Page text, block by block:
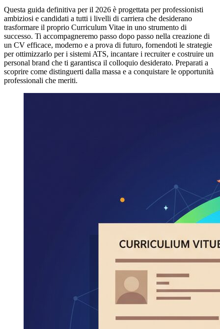
Questa guida definitiva per il 2026 è progettata per professionisti
ambiziosi e candidati a tutti i livelli di carriera che desiderano
trasformare il proprio Curriculum Vitae in uno strumento di
successo. Ti accompagneremo passo dopo passo nella creazione di
un CV efficace, moderno e a prova di futuro, fornendoti le strategie
per ottimizzarlo per i sistemi ATS, incantare i recruiter e costruire un
personal brand che ti garantisca il colloquio desiderato. Preparati a
scoprire come distinguerti dalla massa e a conquistare le opportunità
professionali che meriti.